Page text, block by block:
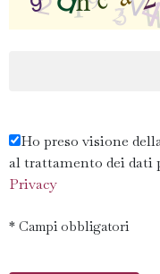
Ho preso visione
al trattamento dei dati
Privacy
* Campi obbligatori